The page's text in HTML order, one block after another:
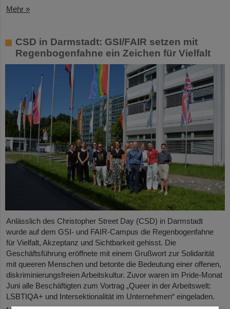
Mehr »
CSD in Darmstadt: GSI/FAIR setzen mit
Regenbogenfahne ein Zeichen für Vielfalt
Anlässlich des Christopher Street Day (CSD) in Darmstadt
wurde auf dem GSI- und FAIR-Campus die Regenbogenfahne
für Vielfalt, Akzeptanz und Sichtbarkeit gehisst. Die
Geschäftsführung eröffnete mit einem Grußwort zur Solidarität
mit queeren Menschen und betonte die Bedeutung einer offenen,
diskriminierungsfreien Arbeitskultur. Zuvor waren im Pride-Monat
Juni alle Beschäftigten zum Vortrag „Queer in der Arbeitswelt:
LSBTIQA+ und Intersektionalität im Unternehmen“ eingeladen.